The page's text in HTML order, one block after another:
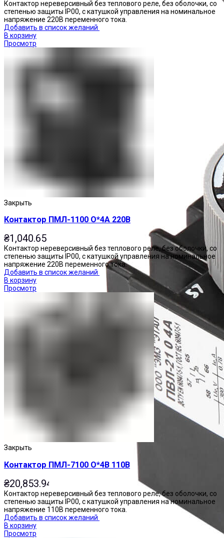
Контактор нереверсивный без теплового реле, без оболочки, со
степенью защиты IP00, с катушкой управления на номинальное
напряжение 220В переменного тока.
Добавить в список желаний
В корзину
Просмотр
Закрыть
Контактор ПМЛ-1100 О*4А 220В
₴1,040.65
Контактор нереверсивный без теплового реле, без оболочки, со
степенью защиты IP00, с катушкой управления на номинальное
напряжение 220В переменного тока.
Добавить в список желаний
В корзину
Просмотр
Закрыть
Контактор ПМЛ-7100 О*4В 110В
₴20,853.94
Контактор нереверсивный без теплового реле, без оболочки, со
степенью защиты IP00, с катушкой управления на номинальное
напряжение 110В переменного тока.
Добавить в список желаний
В корзину
Просмотр